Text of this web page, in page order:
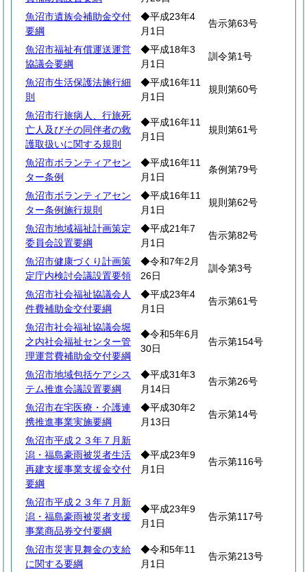
魚沼市遺族会補助金交付
要綱
◆平成23年4
月1日
告示第63号
魚沼市福祉有償運送運営
協議会要綱
◆平成18年3
月1日
訓令第1号
魚沼市生活保護法施行細
則
◆平成16年11
月1日
規則第60号
魚沼市行旅病人、行旅死
亡人及びその同伴者の救
護取扱いに関する規則
◆平成16年11
月1日
規則第61号
魚沼市ボランティアセン
ター条例
◆平成16年11
月1日
条例第79号
魚沼市ボランティアセン
ター条例施行規則
◆平成16年11
月1日
規則第62号
魚沼市地域福祉計画策定
委員会設置要綱
◆平成21年7
月1日
告示第82号
魚沼市健康づくり計画策
定庁内検討会議設置要領
◆令和7年2月
26日
訓令第3号
魚沼市社会福祉協議会人
件費補助金交付要綱
◆平成23年4
月1日
告示第61号
魚沼市社会福祉協議会堀
之内社会福祉センター管
理運営費補助金交付要綱
◆令和5年6月
30日
告示第154号
魚沼市地域包括ケアシス
テム推進会議設置要綱
◆平成31年3
月14日
告示第26号
魚沼市在宅医療・介護連
携推進事業実施要綱
◆平成30年2
月13日
告示第14号
魚沼市平成２３年７月新
潟・福島豪雨被災者生活
再建支援事業支援金交付
要綱
◆平成23年9
月1日
告示第116号
魚沼市平成２３年７月新
潟・福島豪雨被災者支援
事業商品券交付要綱
◆平成23年9
月1日
告示第117号
魚沼市災害見舞金の支給
に関する要綱
◆令和5年11
月1日
告示第213号